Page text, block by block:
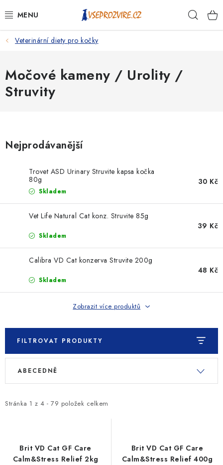
na
PSI
KOČKY
KONĚ
PRO CHOVATELE
NA NEMOCI
ZNAČKY
Ceník dopravy Kontakty
Podmínky ochrany osobních údajů
Veterinární diety pro kočky
Močové kameny / Urolity /
Struvity
Nejprodávanější
Trovet ASD Urinary Struvite kapsa kočka
80g
Skladem
30 Kč
Vet Life Natural Cat konz. Struvite 85g
Skladem
39 Kč
Calibra VD Cat konzerva Struvite 200g
Skladem
48 Kč
Zobrazit více produktů
FILTROVAT PRODUKTY
V
i
Stránka 1 z 4 - 79 položek celkem
Ř
e
ABECEDNĚ
Brit VD Cat GF Care
Calm&Stress Relief 2kg
Brit VD Cat GF Care
Calm&Stress Relief 400g